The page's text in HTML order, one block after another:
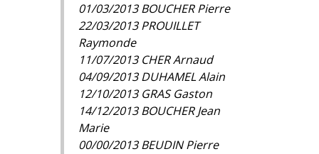
01/03/2013 BOUCHER Pierre
22/03/2013 PROUILLET
Raymonde
11/07/2013 CHER Arnaud
04/09/2013 DUHAMEL Alain
12/10/2013 GRAS Gaston
14/12/2013 BOUCHER Jean
Marie
00/00/2013 BEUDIN Pierre